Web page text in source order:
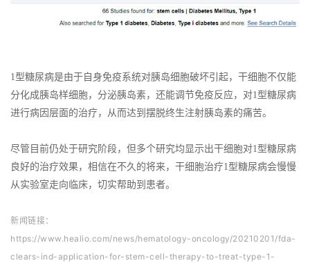
1型糖尿病是由于自身免疫系统对胰岛细胞破坏引起，干细胞不仅能
分化成胰岛样细胞，分泌胰岛素，还能调节免疫反应，对1型糖尿病
进行病因层面的治疗，从而达到摆脱终生注射胰岛素的痛苦。
尽管目前仍处于研究阶段，但多个研究均显示出干细胞对1型糖尿病
良好的治疗效果，相信在不久的将来，干细胞治疗1型糖尿病会慢慢
从实验室走向临床，切实帮助到患者。
新闻链接：
https://www.healio.com/news/hematology-oncology/20210201/fda-
clears-ind-application-for-stem-cell-therapy-to-treat-type-1-